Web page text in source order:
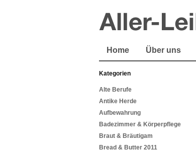
Home Über uns
Kategorien
Alte Berufe
Antike Herde
Aufbewahrung
Badezimmer & Körperpflege
Braut & Bräutigam
Bread & Butter 2011